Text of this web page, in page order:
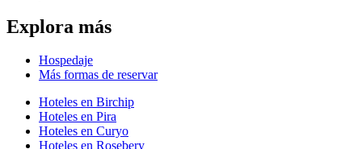
Explora más
Hospedaje
Más formas de reservar
Hoteles en Birchip
Hoteles en Pira
Hoteles en Curyo
Hoteles en Rosebery